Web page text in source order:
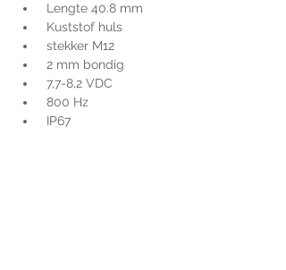
Lengte 40.8 mm
Kuststof huls
stekker M12
2 mm bondig
7,7-8,2 VDC
800 Hz
IP67